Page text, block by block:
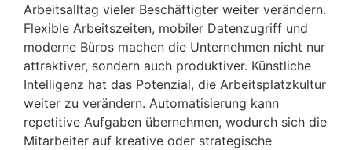
Arbeitsalltag vieler Beschäftigter weiter verändern.
Flexible Arbeitszeiten, mobiler Datenzugriff und
moderne Büros machen die Unternehmen nicht nur
attraktiver, sondern auch produktiver. Künstliche
Intelligenz hat das Potenzial, die Arbeitsplatzkultur
weiter zu verändern. Automatisierung kann
repetitive Aufgaben übernehmen, wodurch sich die
Mitarbeiter auf kreative oder strategische